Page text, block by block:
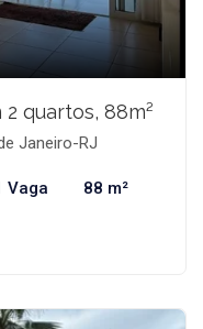
quartos, 88m²
Janeiro-RJ
Vaga 88 m²